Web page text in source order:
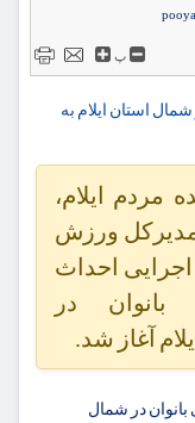
پ
استان ایلام به
مردم ایلام،
ورزش
اجرایی احداث
در
آغاز شد.